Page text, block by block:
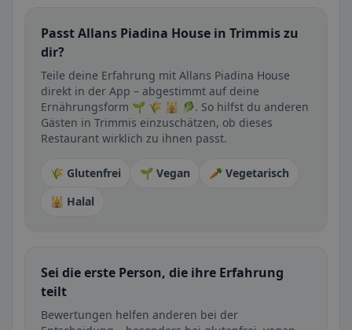
Passt Allans Piadina House in Trimmis zu
dir?
Teile deine Erfahrung mit Allans Piadina House
direkt in der App – abgestimmt auf deine
Ernährungsform 🌱 🌾 🕌 🥬. So hilfst du anderen
Gästen in Trimmis einzuschätzen, ob dieses
Restaurant wirklich zu ihnen passt.
🌾 Glutenfrei 🌱 Vegan
🥕 Vegetarisch
🕌 Halal
Sei die erste Person, die ihre Erfahrung
teilt
Bewertungen helfen anderen bei der